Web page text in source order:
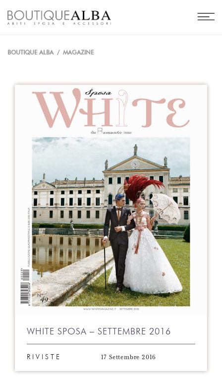
BOUTIQUE ALBA / MAGAZINE
WHITE SPOSA – SETTEMBRE 2016
RIVISTE 17 Settembre 2016